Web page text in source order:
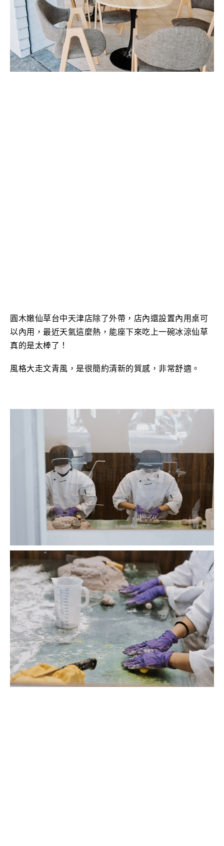
圓木嫩仙草台中天津店除了外帶，店內還設置內用桌可
以內用，最近天氣這麼熱，能座下來吃上一碗冰涼仙草
真的是太棒了！
風格大走文青風，是很簡約清新的質感，非常舒適。